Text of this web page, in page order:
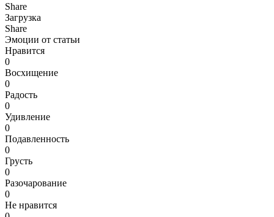
Share
Загрузка
Share
Эмоции от статьи
Нравится
0
Восхищение
0
Радость
0
Удивление
0
Подавленность
0
Грусть
0
Разочарование
0
Не нравится